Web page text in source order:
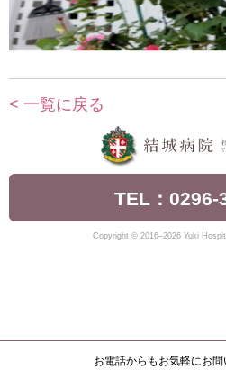
< 一覧に戻る
TEL：0296-
Copyright © 2016–2026 Yuki
お電話からもお気軽にお